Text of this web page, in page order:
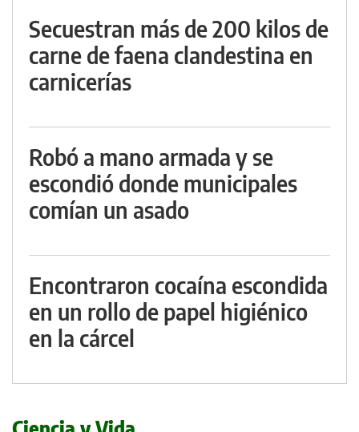
Secuestran más de 200 kilos de
carne de faena clandestina en
carnicerías
Robó a mano armada y se
escondió donde municipales
comían un asado
Encontraron cocaína escondida
en un rollo de papel higiénico
en la cárcel